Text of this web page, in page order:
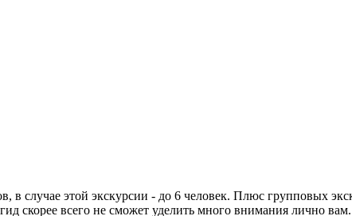
в случае этой экскурсии - до 6 человек. Плюс групповых
скорее всего не сможет уделить много внимания лично вам.